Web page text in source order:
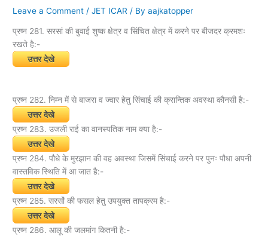
Leave a Comment /JET ICAR / Byaajkatopper
प्रष्न 281. सरसां की बुवाई शुष्क क्षेत्र व सिंचित क्षेत्र में करने पर बीजदर क्रमशः
रखते है:-
उत्तर देखे
प्रष्न 282. निम्न में से बाजरा व ज्वार हेतु सिंचाई की क्रान्तिक अवस्था कौनसी है:-
उत्तर देखे
प्रष्न 283. उजली राई का वानस्पतिक नाम क्या है:-
उत्तर देखे
प्रष्न 284. पौधे के मुरझान की वह अवस्था जिसमें सिंचाई करने पर पुनः पौधा अपनी
वास्तविक स्थिति में आ जात है:-
उत्तर देखे
प्रष्न 285. सरसों की फसल हेतु उपयुक्त तापक्रम है:-
उत्तर देखे
प्रष्न 286. आलू की जलमांग कितनी है:-